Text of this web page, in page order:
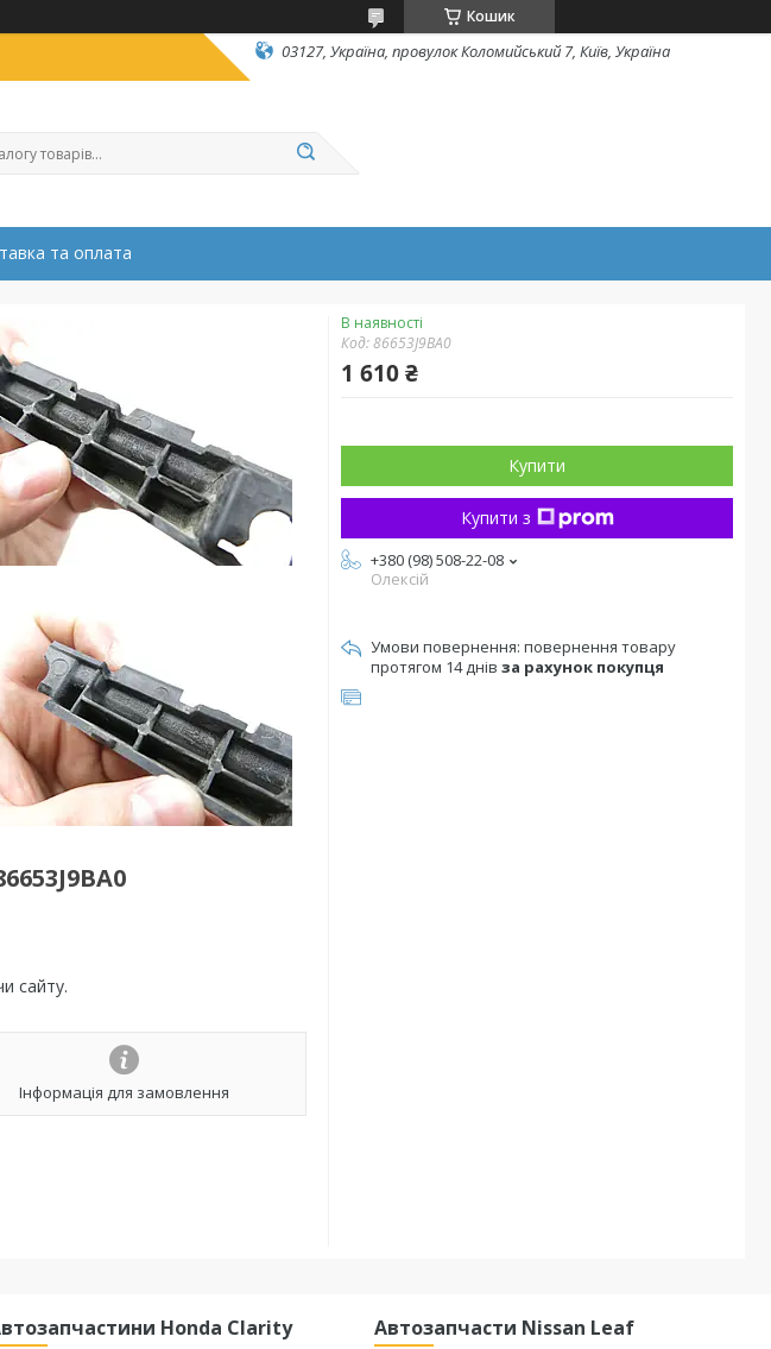
Кошик
03127, Україна, провулок Коломийський 7, Київ, Україна
та оплата
сайту.
Інформація для замовлення
В наявності
Код:86653J9BA0
1 610 ₴
Купити
Купити з
+380 (98) 508-22-08
Олексій
повернення товару
протягом 14 днів за рахунок покупця
Honda Clarity Автозапчасти Nissan Leaf